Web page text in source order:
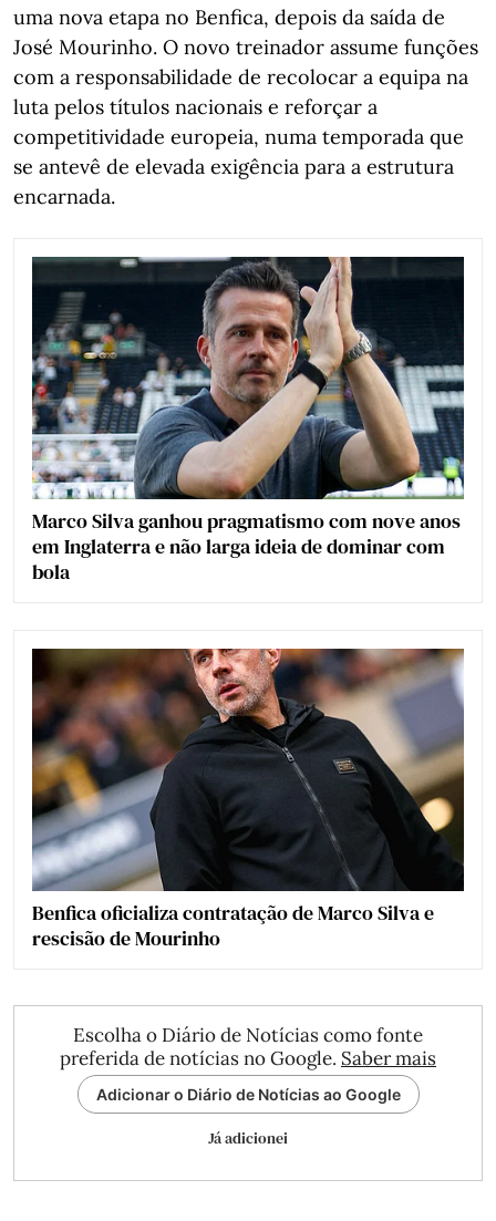
uma nova etapa no Benfica, depois da saída de
José Mourinho. O novo treinador assume funções
com a responsabilidade de recolocar a equipa na
luta pelos títulos nacionais e reforçar a
competitividade europeia, numa temporada que
se antevê de elevada exigência para a estrutura
encarnada.
Marco Silva ganhou pragmatismo com nove anos
em Inglaterra e não larga ideia de dominar com
bola
Benfica oficializa contratação de Marco Silva e
rescisão de Mourinho
Escolha o Diário de Notícias como fonte
preferida de notícias no Google. Saber mais
Adicionar o Diário de Notícias ao Google
Já adicionei